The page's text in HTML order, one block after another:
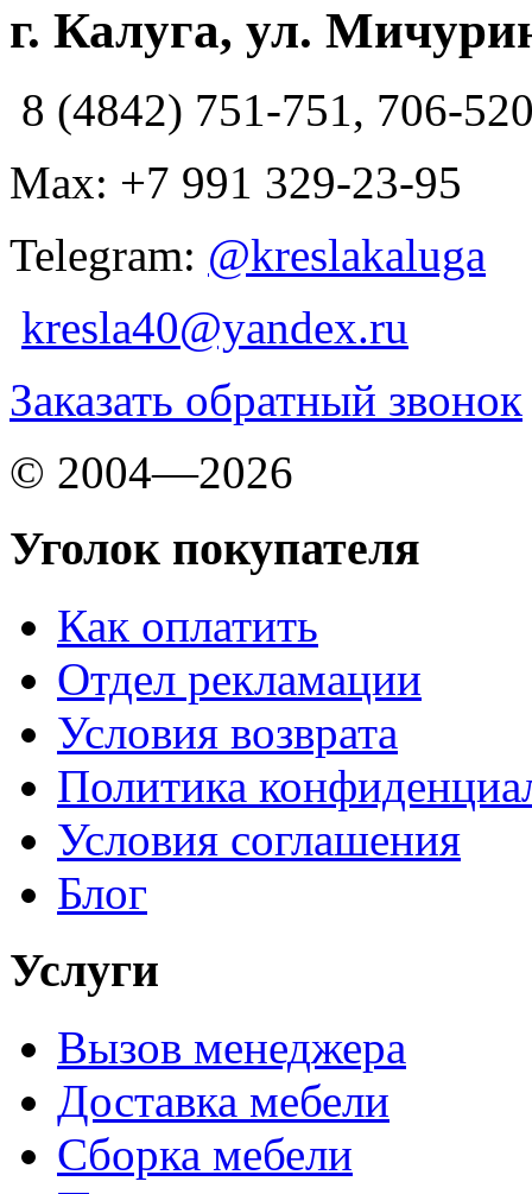
г. Калуга, ул.
8 (4842) 751-751, 706-
Max: +7 991 329-23-95
Telegram: @kreslakaluga
kresla40@yandex.ru
Заказать обратный звонок
© 2004—2026
Уголок покупателя
Как оплатить
Отдел рекламации
Условия возврата
Политика
Условия соглашения
Блог
Услуги
Вызов менеджера
Доставка мебели
Сборка мебели